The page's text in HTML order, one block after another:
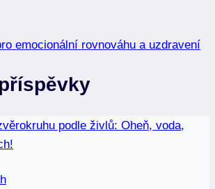
emocionální rovnováhu a uzdravení